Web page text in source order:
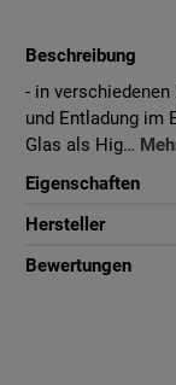
Beschreibung
- in
und Entladung im
Glas als Hig…
Eigenschaften
Hersteller
Bewertungen